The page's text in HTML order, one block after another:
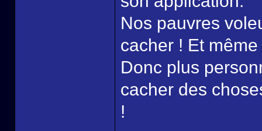
Nos pauvres
cacher ! Et
Donc plus
cacher des
!